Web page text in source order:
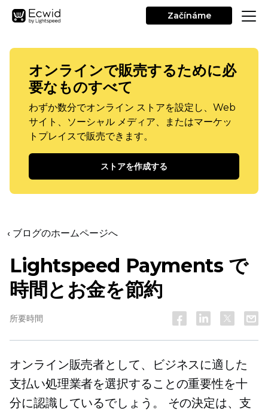
Začínáme
オンラインで販売するために必
要なものすべて
わずか数分でオンライン ストアを設定し、Web
サイト、ソーシャル メディア、またはマーケッ
トプレイスで販売できます。
ストアを作成する
‹ ブログのホームページへ
Lightspeed Payments で
時間とお金を節約
所要時間
オンライン販売者として、ビジネスに適した
支払い処理業者を選択することの重要性を十
分に認識しているでしょう。 その決定は、支